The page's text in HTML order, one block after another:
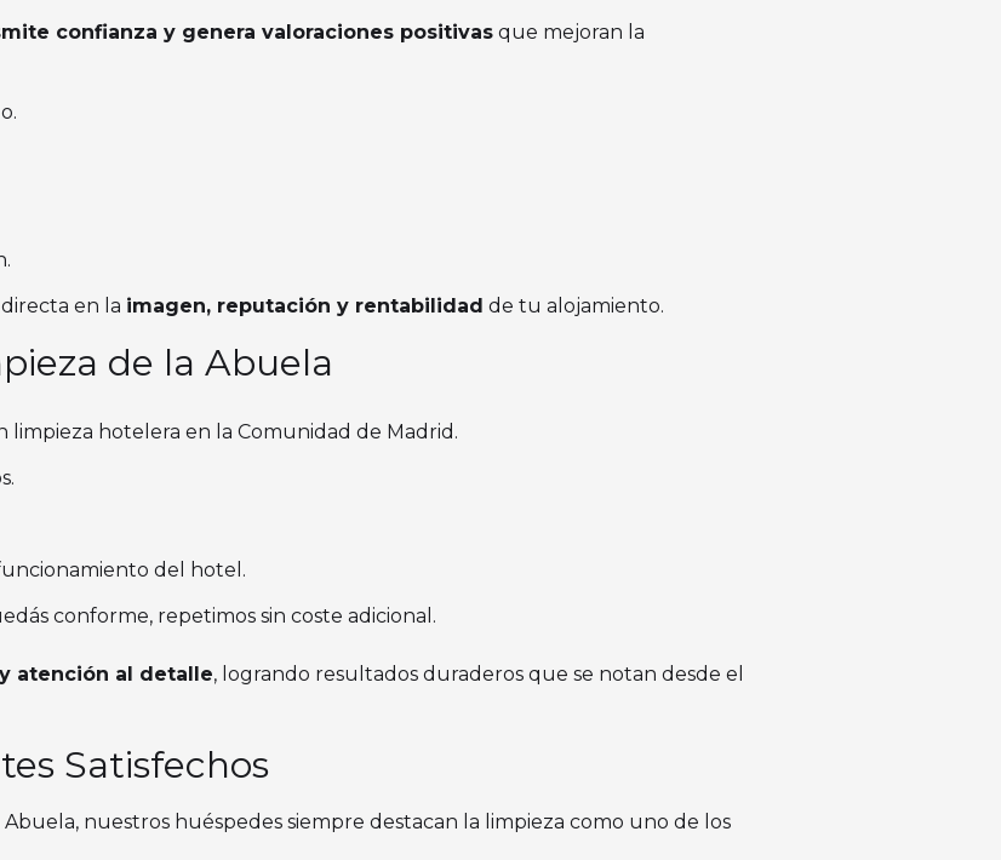
confianza y genera valoraciones positivas que mejoran la
en la imagen, reputación y rentabilidad de tu alojamiento.
de la Abuela
limpieza hotelera en la Comunidad de Madrid.
del hotel.
conforme, repetimos sin coste adicional.
atención al detalle, logrando resultados duraderos que se notan desde el
Satisfechos
nuestros huéspedes siempre destacan la limpieza como uno de los